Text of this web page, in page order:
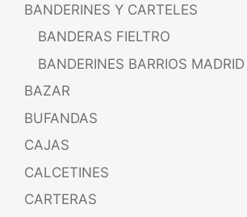
BANDERINES Y CARTELES
BANDERAS FIELTRO
BANDERINES BARRIOS MADRID
BAZAR
BUFANDAS
CAJAS
CALCETINES
CARTERAS